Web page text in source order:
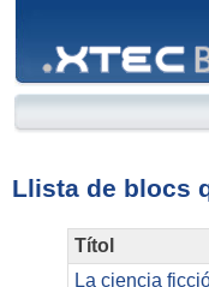
Llista de blocs
Títol
La ciencia